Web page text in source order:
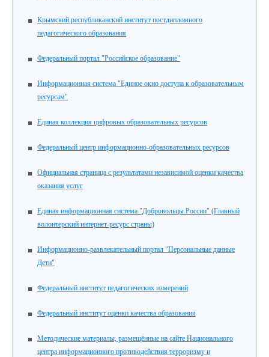
Крымский республиканский институт постдипломного
педагогического образования
Федеральный портал "Российское образование"
Информационная система "Единое окно доступа к образовательным
ресурсам"
Единая коллекция цифровых образовательных ресурсов
Федеральный центр информационно-образовательных ресурсов
Официальная страница с результатами независимой оценки качества
оказания услуг
Единая информационная система "Добровольцы России" (Главный
волонтерский интернет-ресурс страны)
Информационно-развлекательный портал "Персональные данные
Дети"
Федеральный институт педагогических измерений
Федеральный институт оценки качества образования
Методические материалы, размещённые на сайте Национального
центра информационного противодействия терроризму и